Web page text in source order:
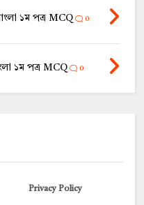
১ম পত্র MCQ 0
১ম পত্র MCQ 0
Privacy Policy